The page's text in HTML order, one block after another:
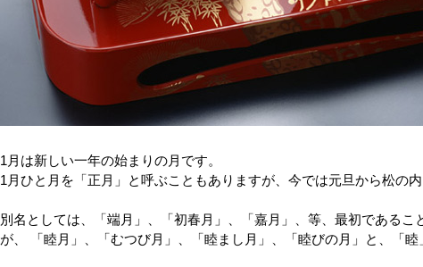
1月は新しい一年の始まりの月です。
1月ひと月を「正月」と呼ぶこともありますが、今では元旦から松の
別名としては、「端月」、「初春月」、「嘉月」、等、最初である
が、 「睦月」、「むつび月」、「睦まし月」、「睦びの月」と、「